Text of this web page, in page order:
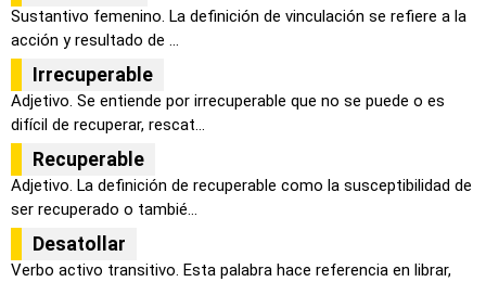
Sustantivo femenino. La definición de vinculación se refiere a la
acción y resultado de ...
Irrecuperable
Adjetivo. Se entiende por irrecuperable que no se puede o es
difícil de recuperar, rescat...
Recuperable
Adjetivo. La definición de recuperable como la susceptibilidad de
ser recuperado o tambié...
Desatollar
Verbo activo transitivo. Esta palabra hace referencia en librar,